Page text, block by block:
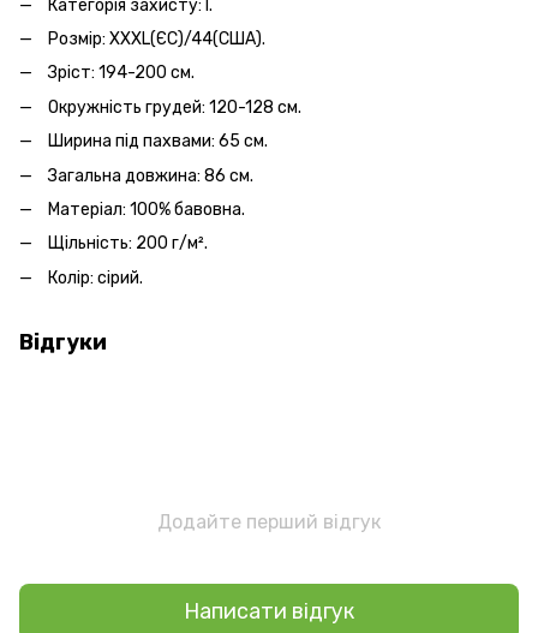
Категорія захисту: I.
Розмір: XXXL(ЄС)/44(США).
Зріст: 194-200 см.
Окружність грудей: 120-128 см.
Ширина під пахвами: 65 см.
Загальна довжина: 86 см.
Матеріал: 100% бавовна.
Щільність: 200 г/м².
Колір: сірий.
Відгуки
Додайте перший відгук
Написати відгук